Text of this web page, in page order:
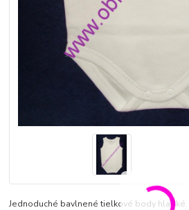
Jednoduché bavlnené tielkové body